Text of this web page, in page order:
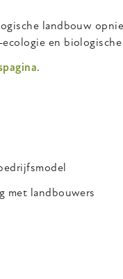
landbouw
en
a.
met landbouwers